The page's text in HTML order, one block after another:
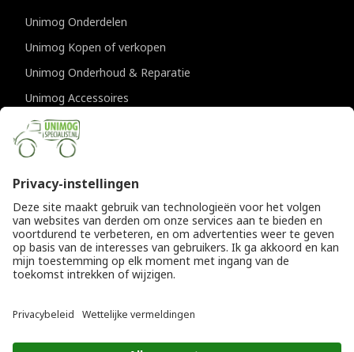
Unimog Onderdelen
Unimog Kopen of verkopen
Unimog Onderhoud & Reparatie
Unimog Accessoires
Unimog APK-keuringen
CONTACTGEGEVENS
Unimogspecialist
5334 JK Velddriel
T0418 632073
Einfo@unimogspecialist.nl
© Copyright 2026 Algemene voorwaarden|